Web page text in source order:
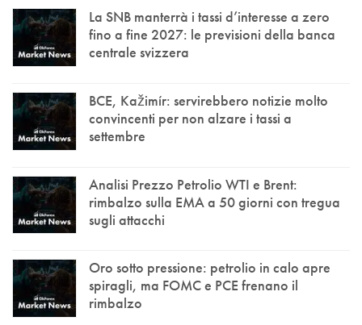
La SNB manterrà i tassi d’interesse a zero
fino a fine 2027: le previsioni della banca
centrale svizzera
BCE, Kažimír: servirebbero notizie molto
convincenti per non alzare i tassi a
settembre
Analisi Prezzo Petrolio WTI e Brent:
rimbalzo sulla EMA a 50 giorni con tregua
sugli attacchi
Oro sotto pressione: petrolio in calo apre
spiragli, ma FOMC e PCE frenano il
rimbalzo